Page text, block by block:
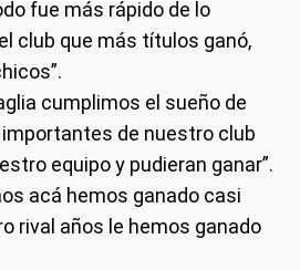
fue más rápido de lo
club que más títulos ganó,
cumplimos el sueño de
de nuestro club
equipo y pudieran ganar”.
acá hemos ganado casi
rival años le hemos ganado